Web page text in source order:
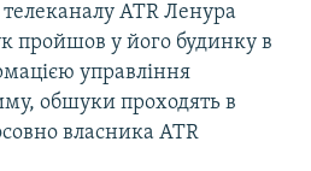
ATR Ленура
пройшов у його будинку в
управління
обшуки проходять в
власника ATR